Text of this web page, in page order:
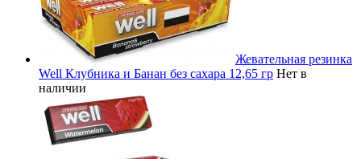
Жевательная резинка
Well Клубника и Банан без сахара 12,65 гр Нет в
наличии